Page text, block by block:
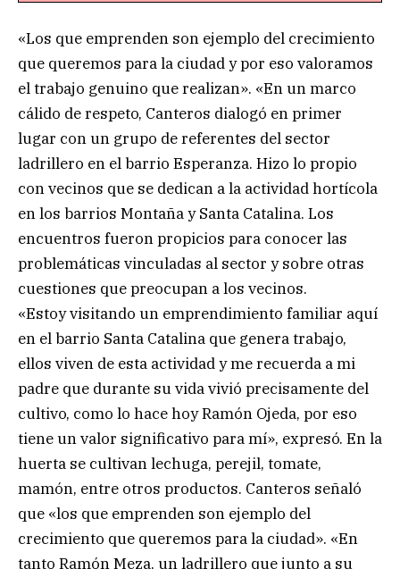
«Los que emprenden son ejemplo del crecimiento
que queremos para la ciudad y por eso valoramos
el trabajo genuino que realizan». «En un marco
cálido de respeto, Canteros dialogó en primer
lugar con un grupo de referentes del sector
ladrillero en el barrio Esperanza. Hizo lo propio
con vecinos que se dedican a la actividad hortícola
en los barrios Montaña y Santa Catalina. Los
encuentros fueron propicios para conocer las
problemáticas vinculadas al sector y sobre otras
cuestiones que preocupan a los vecinos.
«Estoy visitando un emprendimiento familiar aquí
en el barrio Santa Catalina que genera trabajo,
ellos viven de esta actividad y me recuerda a mi
padre que durante su vida vivió precisamente del
cultivo, como lo hace hoy Ramón Ojeda, por eso
tiene un valor significativo para mí», expresó. En la
huerta se cultivan lechuga, perejil, tomate,
mamón, entre otros productos. Canteros señaló
que «los que emprenden son ejemplo del
crecimiento que queremos para la ciudad». «En
tanto Ramón Meza, un ladrillero que junto a su